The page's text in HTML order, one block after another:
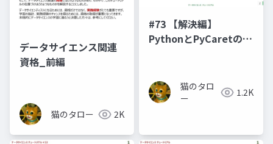
データサイエンス関連
資格_前編
猫のタロー 2K
#73 【解決編】
PythonとPyCaretのバ
猫のタロ
ー
1.2K